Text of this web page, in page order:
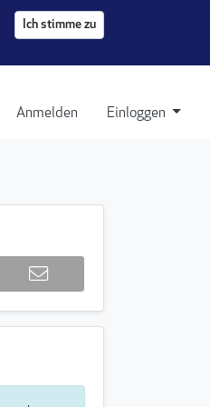
Ich stimme zu
Anmelden Einloggen